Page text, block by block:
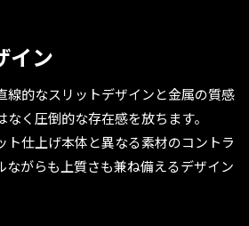
イン
線的なスリットデザインと金属の質感
く圧倒的な存在感を放ちます。
ト仕上げ本体と異なる素材のコントラ
ながらも上質さも兼ね備えるデザイン